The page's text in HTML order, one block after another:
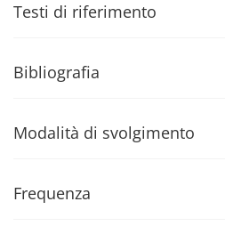
Testi di riferimento
Bibliografia
Modalità di svolgimento
Frequenza